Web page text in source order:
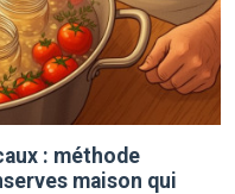
: méthode
maison qui